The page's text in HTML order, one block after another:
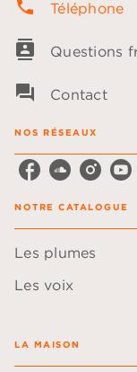
phone Téléphone
contacts Questions
question_answer Contact
NOS RÉSEAUX
NOTRE CATALOGUE
Les plumes
Les voix
LA MAISON